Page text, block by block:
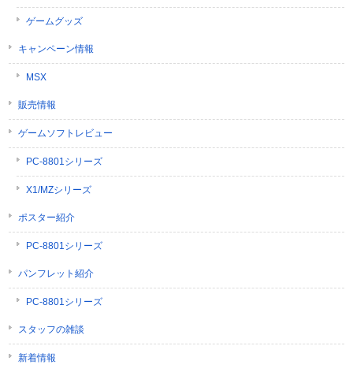
ゲームグッズ
キャンペーン情報
MSX
販売情報
ゲームソフトレビュー
PC-8801シリーズ
X1/MZシリーズ
ポスター紹介
PC-8801シリーズ
パンフレット紹介
PC-8801シリーズ
スタッフの雑談
新着情報